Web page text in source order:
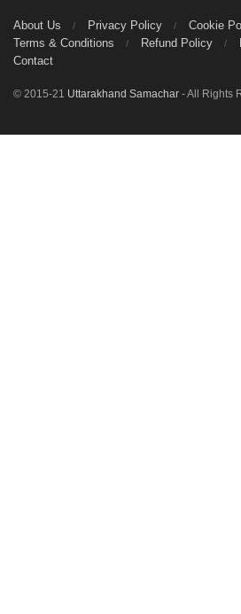
About Us Privacy Policy
Cookie
Terms & Conditions
Refund Policy
Contact
© 2015-21 Uttarakhand Samachar - All Rights